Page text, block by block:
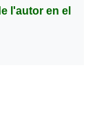
l'autor en el